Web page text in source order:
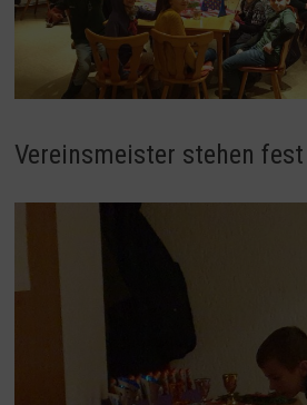
Vereinsmeister stehen fest